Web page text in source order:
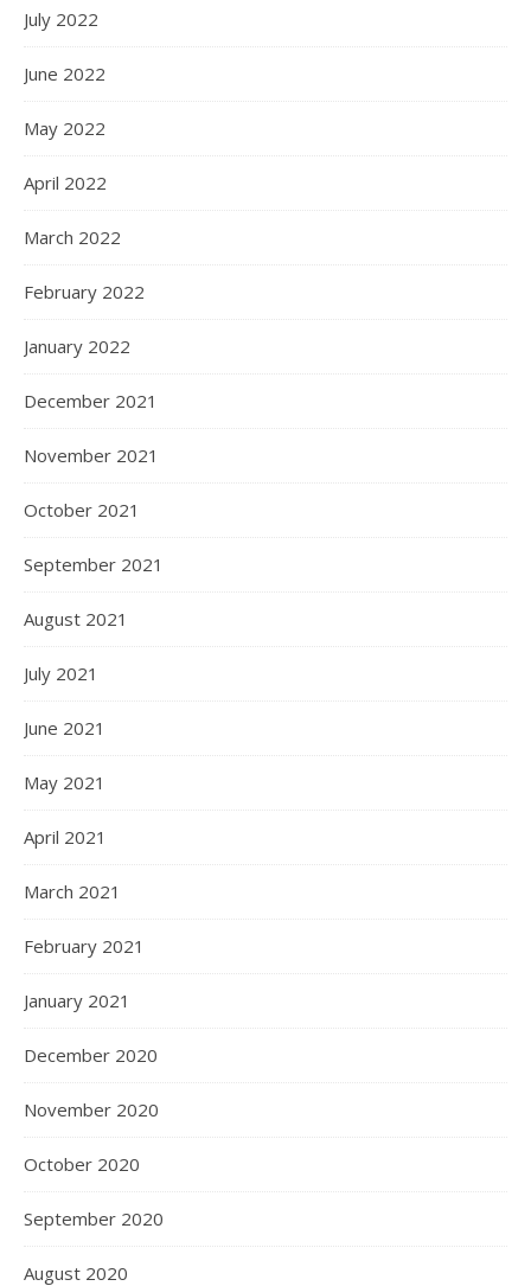
July 2022
June 2022
May 2022
April 2022
March 2022
February 2022
January 2022
December 2021
November 2021
October 2021
September 2021
August 2021
July 2021
June 2021
May 2021
April 2021
March 2021
February 2021
January 2021
December 2020
November 2020
October 2020
September 2020
August 2020